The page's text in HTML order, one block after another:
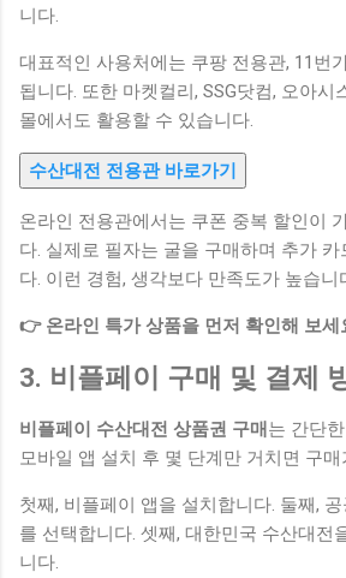
니다.
대표적인 사용처에는 쿠팡 전용관, 11번
됩니다. 또한 마켓컬리, SSG닷컴, 오아시
몰에서도 활용할 수 있습니다.
수산대전 전용관 바로가기
온라인 전용관에서는 쿠폰 중복 할인이
다. 실제로 필자는 굴을 구매하며 추가
다. 이런 경험, 생각보다 만족도가 높습니
👉 온라인 특가 상품을 먼저 확인해 보세
3. 비플페이 구매 및 결제
비플페이 수산대전 상품권 구매 는 간단
모바일 앱 설치 후 몇 단계만 거치면 구매
첫째, 비플페이 앱을 설치합니다. 둘째,
를 선택합니다. 셋째, 대한민국 수산대전
니다.